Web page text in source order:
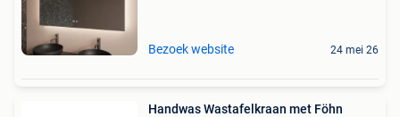
Bezoek website 24 mei 26
Handwas Wastafelkraan met Föhn